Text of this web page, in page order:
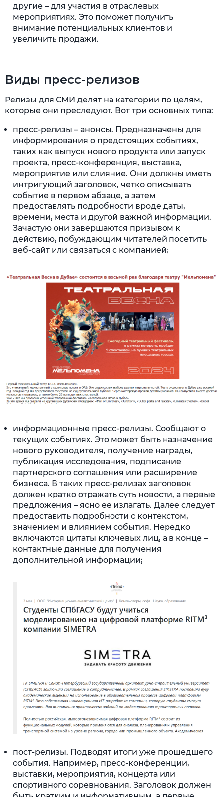
другие – для участия в отраслевых
мероприятиях. Это поможет получить
внимание потенциальных клиентов и
увеличить продажи.
Виды пресс-релизов
Релизы для СМИ делят на категории по целям,
которые они преследуют. Вот три основных типа:
пресс-релизы – анонсы. Предназначены для
информирования о предстоящих событиях,
таких как выпуск нового продукта или запуск
проекта, пресс-конференция, выставка,
мероприятие или слияние. Они должны иметь
интригующий заголовок, четко описывать
событие в первом абзаце, а затем
предоставлять подробности вроде даты,
времени, места и другой важной информации.
Зачастую они завершаются призывом к
действию, побуждающим читателей посетить
веб-сайт или связаться с компанией;
информационные пресс-релизы. Сообщают о
текущих событиях. Это может быть назначение
нового руководителя, получение награды,
публикация исследования, подписание
партнерского соглашения или расширение
бизнеса. В таких пресс-релизах заголовок
должен кратко отражать суть новости, а первые
предложения – ясно ее излагать. Далее следует
предоставить подробности с контекстом,
значением и влиянием события. Нередко
включаются цитаты ключевых лиц, а в конце –
контактные данные для получения
дополнительной информации;
пост-релизы. Подводят итоги уже прошедшего
события. Например, пресс-конференции,
выставки, мероприятия, концерта или
спортивного соревнования. Заголовок должен